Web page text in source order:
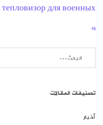
тепловизор для военных
رد
تصنيفات المقالات
أخبار